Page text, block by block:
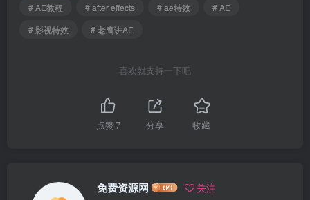
# AE教程
# after effects # ae特效
# AE
# 影视特效
# 老鹰讲AE
喜欢就支持一下吧
点赞7 分享 收藏
免费资源网 关注